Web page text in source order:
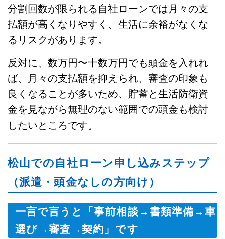
分割回数が限られる自社ローンでは月々の支
払額が高くなりやすく、生活に余裕がなくな
るリスクがあります。
反対に、数万円〜十数万円でも頭金を入れれ
ば、月々の支払額を抑えられ、審査の印象も
良くなることが多いため、貯蓄と生活防衛資
金を見ながら無理のない範囲での頭金も検討
したいところです。
松山での自社ローン申し込みステップ
（派遣・頭金なしの方向け）
一言で言うと「事前相談→書類準備→車
選び→審査→契約」です